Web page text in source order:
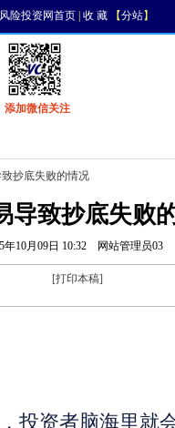
险投资网首页| 收 藏【分站】
添加微信关注
抄底失败的情况
导致抄底失败
年10月09日 10:32 网站管理员03
[打印本稿]
投资者脑海里就